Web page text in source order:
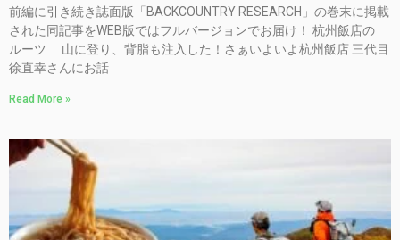
前編に引き続き誌面版「BACKCOUNTRY RESEARCH」の巻末に掲載
された同記事をWEB版ではフルバージョンでお届け！ 杭州飯店の
ルーツ 山に登り、背脂も注入した！さぁいよいよ杭州飯店 三代目
徐直幸さんにお話
Read More »